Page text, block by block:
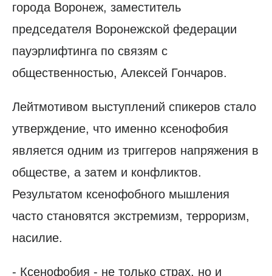
города Воронеж, заместитель
председателя Воронежской федерации
пауэрлифтинга по связям с
общественностью, Алексей Гончаров.
Лейтмотивом выступлений спикеров стало
утверждение, что именно ксенофобия
является одним из триггеров напряжения в
обществе, а затем и конфликтов.
Результатом ксенофобного мышления
часто становятся экстремизм, терроризм,
насилие.
- Ксенофобия - не только страх, но и